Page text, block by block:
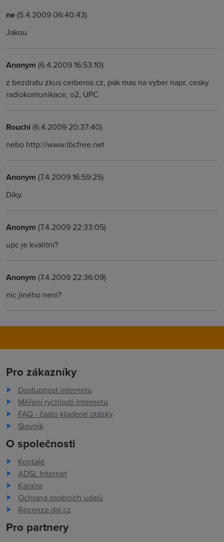
ne(5.4.2009 06:40:43)
Jakou
Anonym (6.4.2009 16:53:10)
z bezdratu zkus cerberos.cz, pak mas na vyber napr. cesky
radiokomunikace, o2, UPC
Rouchi (6.4.2009 20:37:40)
nebo http://www.lbcfree.net
Anonym (7.4.2009 16:59:25)
Díky.
Anonym (7.4.2009 22:33:05)
upc je kvalitní?
Anonym (7.4.2009 22:36:09)
nic jiného není?
Pro zákazníky
Dostupnost internetu
Měření rychlosti internetu
FAQ - často kladené otázky
Slovník
O společnosti
Kontakt
ADSL Internet
Kariéra
Ochrana osobních údajů
Recenze dsl.cz
Pro partnery